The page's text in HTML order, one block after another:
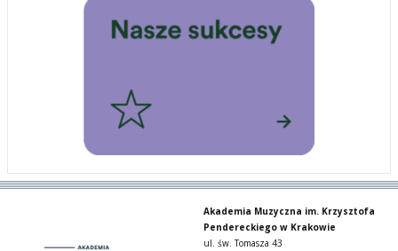
Akademia Muzyczna im. Krzysztofa
Pendereckiego w Krakowie
ul. św. Tomasza 43